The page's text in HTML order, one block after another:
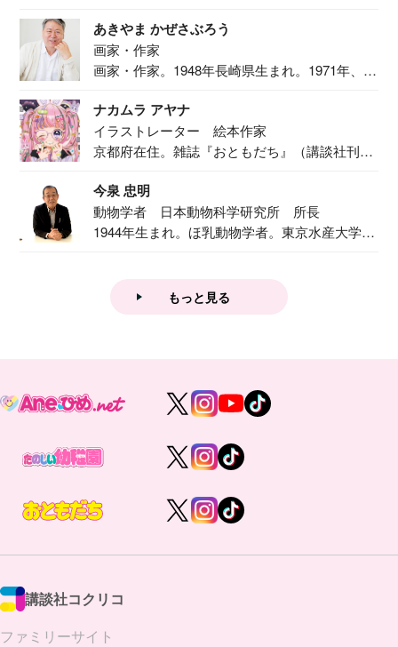
あきやま かぜさぶろう
画家・作家
画家・作家。1948年長崎県生まれ。1971年、
ナカムラ アヤナ
イラストレーター 絵本作家
京都府在住。雑誌『おともだち』（講談社刊）
今泉 忠明
動物学者 日本動物科学研究所 所長
1944年生まれ。ほ乳動物学者。東京水産大学卒
もっと見る
講談社コクリコ
ファミリーサイト